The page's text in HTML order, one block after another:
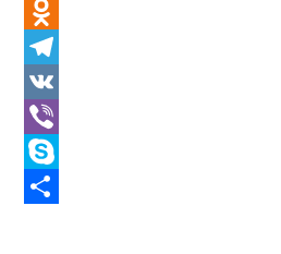
Mail.Ru
Odnoklassniki
Telegram
VK
Viber
Skype